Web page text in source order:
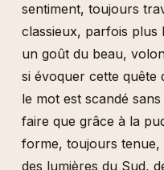
sentiment, toujours
classieux, parfois plus
un goût du beau,
si évoquer cette quête
le mot est scandé
faire que grâce à la
forme, toujours tenue,
des lumières du Sud,